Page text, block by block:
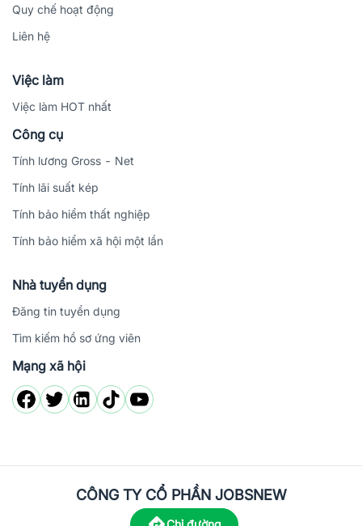
Quy chế hoạt động
Liên hệ
Việc làm
Việc làm HOT nhất
Công cụ
Tính lương Gross - Net
Tính lãi suất kép
Tính bảo hiểm thất nghiệp
Tính bảo hiểm xã hội một lần
Nhà tuyển dụng
Đăng tin tuyển dụng
Tìm kiếm hồ sơ ứng viên
Mạng xã hội
CÔNG TY CỔ PHẦN JOBSNEW